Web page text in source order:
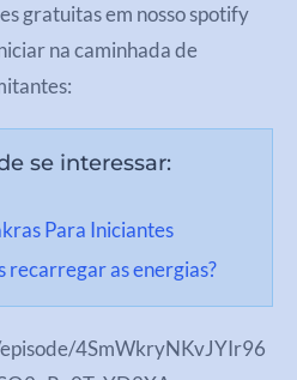
gratuitas em nosso spotify
na caminhada de
se interessar:
Para Iniciantes
recarregar as energias?
4SmWkryNKvJYIr96